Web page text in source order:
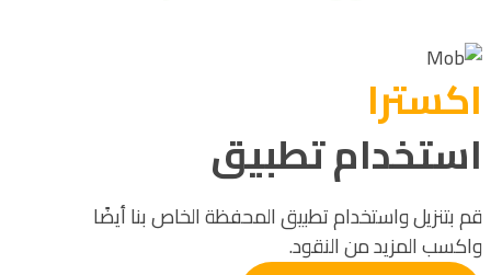
اکسترا
استخدام تطبيق
قم بتنزيل واستخدام تطبيق المحفظة الخاص بنا أيضًا
واكسب المزيد من النقود.